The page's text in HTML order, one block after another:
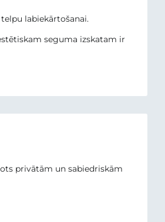
labiekārtošanai.
seguma izskatam ir
privātām un sabiedriskām